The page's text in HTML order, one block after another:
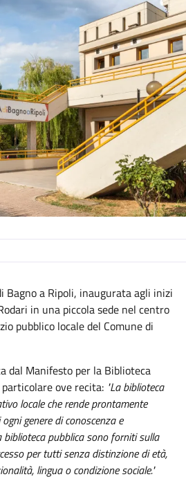
Bagno a Ripoli, inaugurata agli inizi
in una piccola sede nel centro
pubblico locale del Comune di
dal Manifesto per la Biblioteca
ove recita: "La biblioteca
locale che rende prontamente
genere di conoscenza e
pubblica sono forniti sulla
per tutti senza distinzione di età,
lingua o condizione sociale."